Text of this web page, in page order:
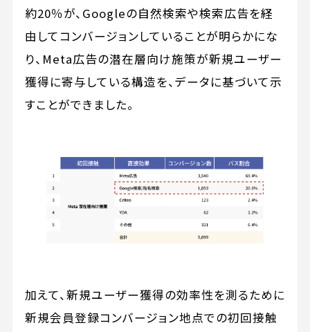
約20％が、Googleの自然検索や検索広告を経
由してコンバージョンしていることが明らかにな
り、Meta広告の潜在層向け施策が新規ユーザー
獲得に寄与している構造を、データに基づいて示
すことができました。
加えて、新規ユーザー獲得の効率性を測るために
新規会員登録コンバージョン地点での初回接触